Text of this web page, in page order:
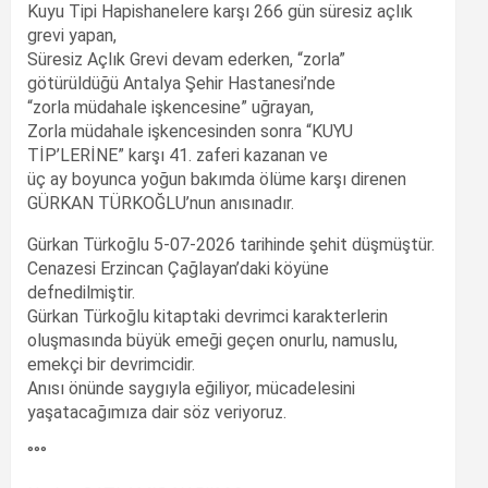
Kuyu Tipi Hapishanelere karşı 266 gün süresiz açlık
grevi yapan,
Süresiz Açlık Grevi devam ederken, “zorla”
götürüldüğü Antalya Şehir Hastanesi’nde
“zorla müdahale işkencesine” uğrayan,
Zorla müdahale işkencesinden sonra “KUYU
TİP’LERİNE” karşı 41. zaferi kazanan ve
üç ay boyunca yoğun bakımda ölüme karşı direnen
GÜRKAN TÜRKOĞLU’nun anısınadır.
Gürkan Türkoğlu 5-07-2026 tarihinde şehit düşmüştür.
Cenazesi Erzincan Çağlayan’daki köyüne
defnedilmiştir.
Gürkan Türkoğlu kitaptaki devrimci karakterlerin
oluşmasında büyük emeği geçen onurlu, namuslu,
emekçi bir devrimcidir.
Anısı önünde saygıyla eğiliyor, mücadelesini
yaşatacağımıza dair söz veriyoruz.
°°°